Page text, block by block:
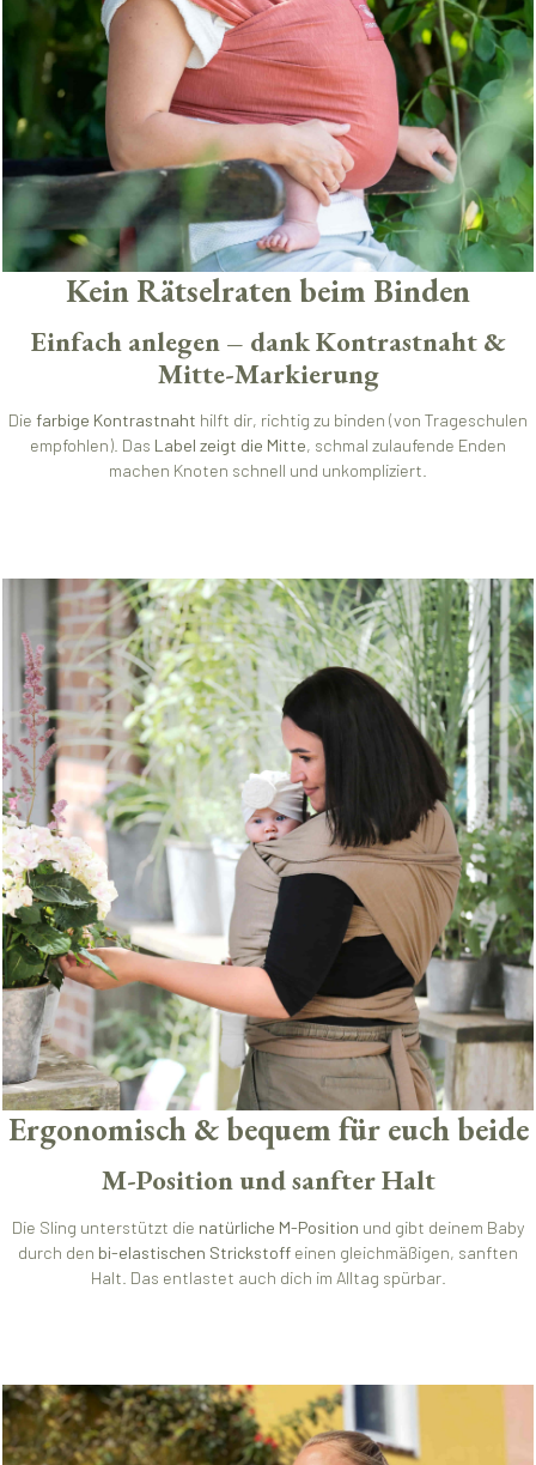
Kein Rätselraten beim Binden
Einfach anlegen – dank Kontrastnaht &
Mitte-Markierung
Die farbige Kontrastnaht hilft dir, richtig zu binden (von Trageschulen
empfohlen). Das Label zeigt die Mitte, schmal zulaufende Enden
machen Knoten schnell und unkompliziert.
Ergonomisch & bequem für euch beide
M-Position und sanfter Halt
Die Sling unterstützt die natürliche M-Position und gibt deinem Baby
durch den bi-elastischen Strickstoff einen gleichmäßigen, sanften
Halt. Das entlastet auch dich im Alltag spürbar.